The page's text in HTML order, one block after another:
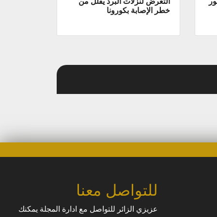
خطر الإصابة بكورونا
للتواصل معنا
عزيزي الزائر للتواصل مع ادارة المجلة يمكنك